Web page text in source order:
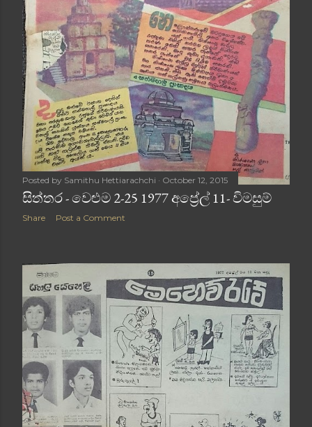
Posted by Samithu Hettiarachchi October 12, 2015
සිත්තර - වෙළුම 2-25 1977 අප්‍රේල් 11- විමසුම්
Share Post a Comment